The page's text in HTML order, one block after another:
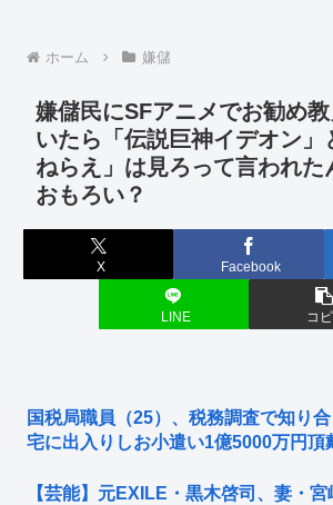
ホーム 嫌儲
嫌儲民にSFアニメでお勧め
いたら「伝説巨神イデオン」
ねらえ」は見ろって言われた
おもろい？
X Facebook
LINE コ
国税局職員（25）、税務調査で知り
宅に出入りしお小遣い1億5000万円頂
【芸能】元EXILE・黒木啓司、妻・